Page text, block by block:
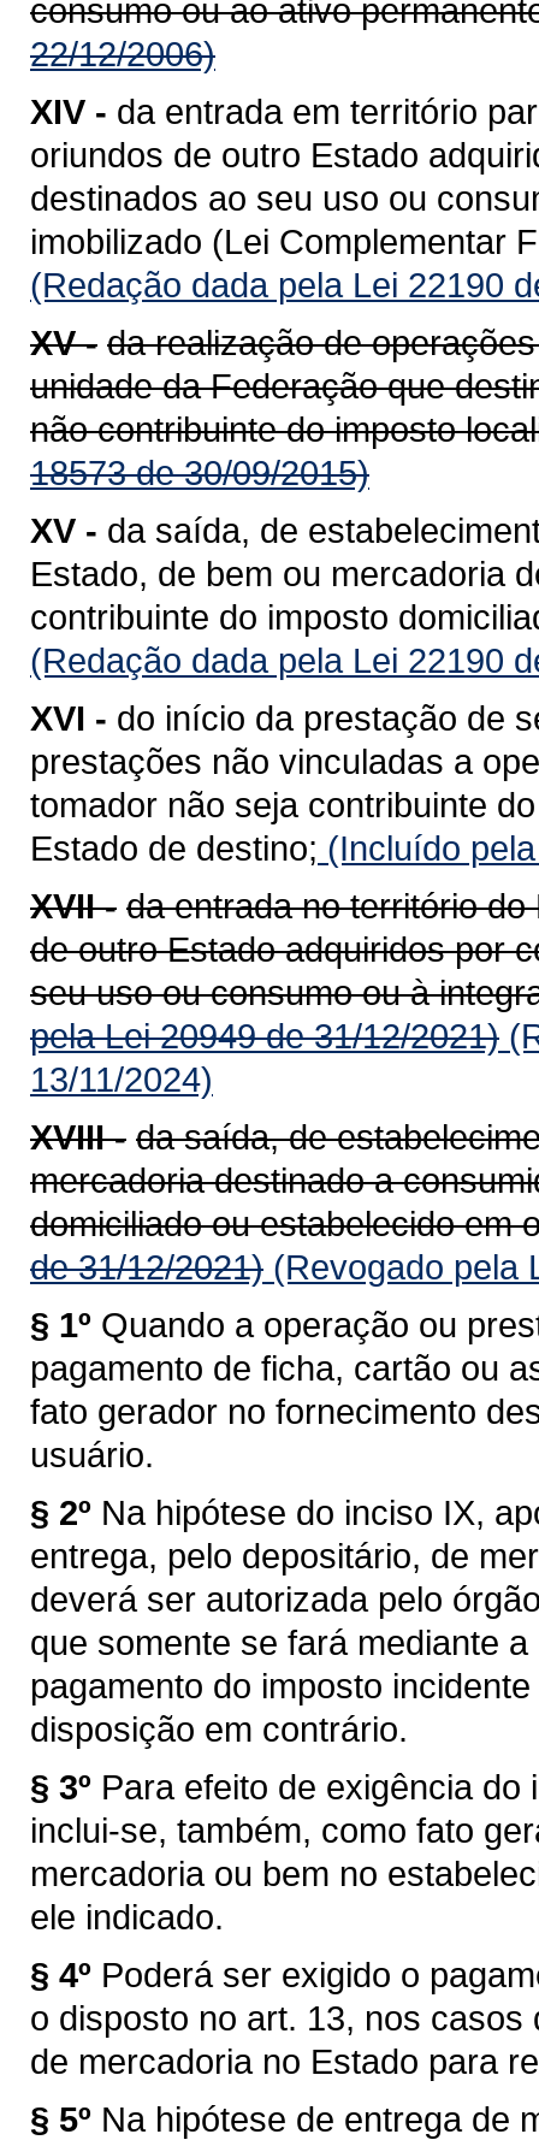
consumo ou ao ativo
22/12/2006)
XIV - da entrada em território
oriundos de outro Estado
destinados ao seu uso ou
imobilizado (Lei Complementar
(Redação dada pela Lei 22190
XV - da realização de
unidade da Federação que
não contribuinte do imposto
18573 de 30/09/2015)
XV - da saída, de
Estado, de bem ou mercadoria
contribuinte do imposto
(Redação dada pela Lei 22190
XVI - do início da prestação de
prestações não vinculadas a
tomador não seja contribuinte
Estado de destino; (Incluído
XVII - da entrada no território
de outro Estado adquiridos por
seu uso ou consumo ou à
pela Lei 20949 de 31/12/2021)
13/11/2024)
XVIII - da saída, de
mercadoria destinado a
domiciliado ou estabelecido em
de 31/12/2021) (Revogado pela
§ 1º Quando a operação ou
pagamento de ficha, cartão ou
fato gerador no fornecimento
usuário.
§ 2º Na hipótese do inciso IX,
entrega, pelo depositário, de
deverá ser autorizada pelo
que somente se fará mediante
pagamento do imposto
disposição em contrário.
§ 3º Para efeito de exigência
inclui-se, também, como fato
mercadoria ou bem no
ele indicado.
§ 4º Poderá ser exigido o
o disposto no art. 13, nos
de mercadoria no Estado para
§ 5º Na hipótese de entrega de